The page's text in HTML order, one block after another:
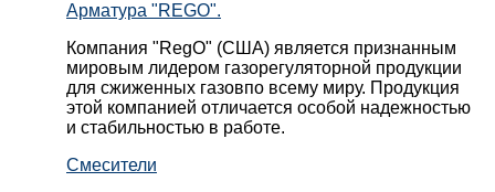
Арматура "REGO".
Компания "RegO" (США) является признанным
мировым лидером газорегуляторной продукции
для сжиженных газовпо всему миру. Продукция
этой компанией отличается особой надежностью
и стабильностью в работе.
Смесители